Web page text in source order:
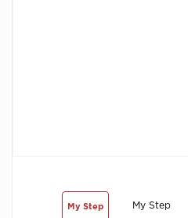
My Step My Step